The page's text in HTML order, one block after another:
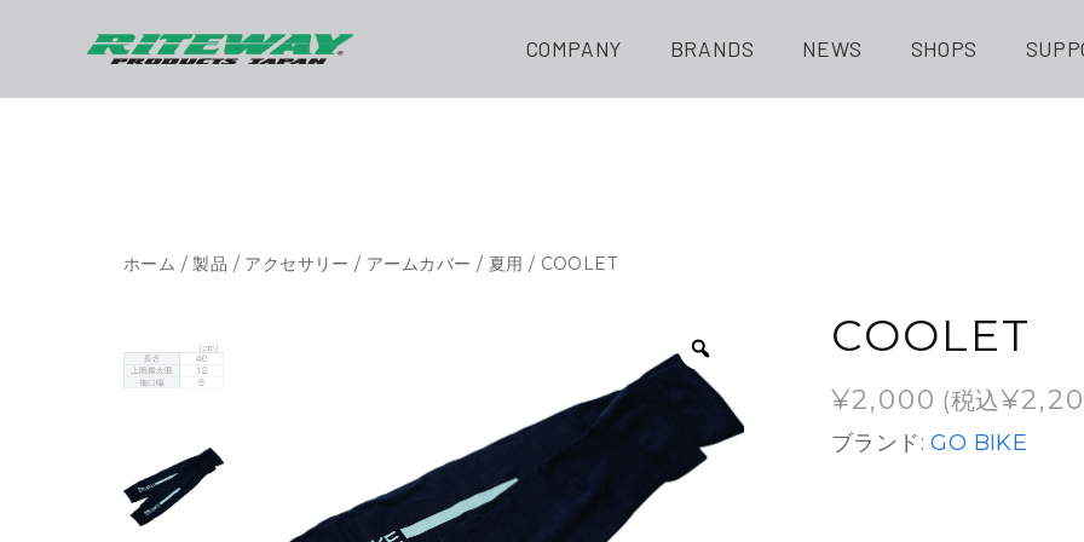
COMPANY BRANDS NEWS SHOPS
ホーム /製品 / アクセサリー / アームカバー / 夏用 / COOLET
COOLET
¥2,000 (税込¥
ブランド:GO BIKE